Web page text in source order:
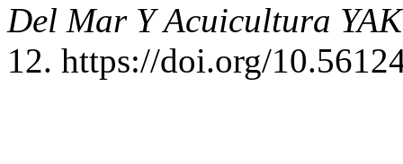
Del Mar Y Acuicultura
12. https://doi.org/